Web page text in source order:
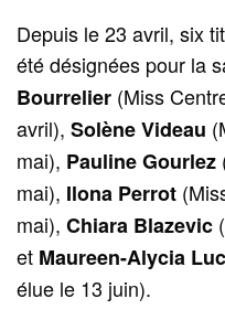
Depuis le 23 avril, six
été désignées pour la
Bourrelier (Miss
avril),Solène Videau
mai), Pauline Gourlez
mai), Ilona Perrot
mai),Chiara Blazevic
et Maureen-Alycia
élue le 13 juin).